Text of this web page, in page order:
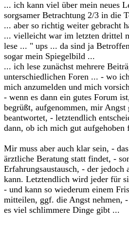
... ich kann viel über mein neues
sorgsamer Betrachtung 2/3 in die
... aber so richtig weiter gebracht
... vielleicht war im letzten drittel
lese ... " ups ... da sind ja
sogar mein Spiegelbild ...
... ich lese zunächst mehrere
unterschiedlichen Foren ... - wo
mich anzumelden und mich
- wenn es dann ein gutes Forum
begrüßt, aufgenommen, mir Angst
beantwortet, - letztendlich
dann, ob ich mich gut aufgehoben
Mir muss aber auch klar sein, -
ärztliche Beratung statt findet, -
Erfahrungsaustausch, - der jedoch
kann. Letztendlich wird jeder für
- und kann so wiederum einem
mitteilen, ggf. die Angst nehmen, -
es viel schlimmere Dinge gibt ...